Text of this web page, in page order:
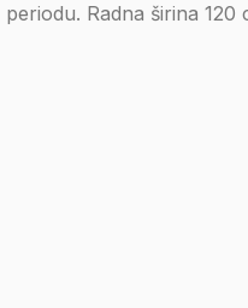
Radna širina 120